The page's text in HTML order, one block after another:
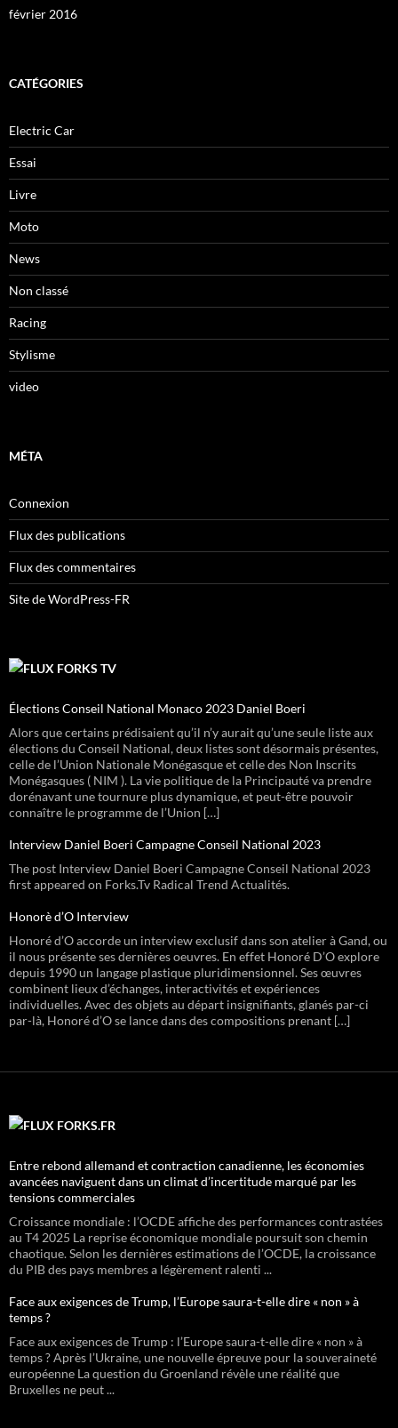
février 2016
CATÉGORIES
Electric Car
Essai
Livre
Moto
News
Non classé
Racing
Stylisme
video
MÉTA
Connexion
Flux des publications
Flux des commentaires
Site de WordPress-FR
FORKS TV
Élections Conseil National Monaco 2023 Daniel Boeri
Alors que certains prédisaient qu’il n’y aurait qu’une seule liste aux
élections du Conseil National, deux listes sont désormais présentes,
celle de l’Union Nationale Monégasque et celle des Non Inscrits
Monégasques ( NIM ). La vie politique de la Principauté va prendre
dorénavant une tournure plus dynamique, et peut-être pouvoir
connaître le programme de l’Union […]
Interview Daniel Boeri Campagne Conseil National 2023
The post Interview Daniel Boeri Campagne Conseil National 2023
first appeared on Forks.Tv Radical Trend Actualités.
Honorè d’O Interview
Honoré d’O accorde un interview exclusif dans son atelier à Gand, ou
il nous présente ses dernières oeuvres. En effet Honoré D’O explore
depuis 1990 un langage plastique pluridimensionnel. Ses œuvres
combinent lieux d’échanges, interactivités et expériences
individuelles. Avec des objets au départ insignifiants, glanés par-ci
par-là, Honoré d’O se lance dans des compositions prenant […]
FORKS.FR
Entre rebond allemand et contraction canadienne, les économies
avancées naviguent dans un climat d’incertitude marqué par les
tensions commerciales
Croissance mondiale : l’OCDE affiche des performances contrastées
au T4 2025 La reprise économique mondiale poursuit son chemin
chaotique. Selon les dernières estimations de l’OCDE, la croissance
du PIB des pays membres a légèrement ralenti ...
Face aux exigences de Trump, l’Europe saura-t-elle dire « non » à
temps ?
Face aux exigences de Trump : l’Europe saura-t-elle dire « non » à
temps ? Après l’Ukraine, une nouvelle épreuve pour la souveraineté
européenne La question du Groenland révèle une réalité que
Bruxelles ne peut ...